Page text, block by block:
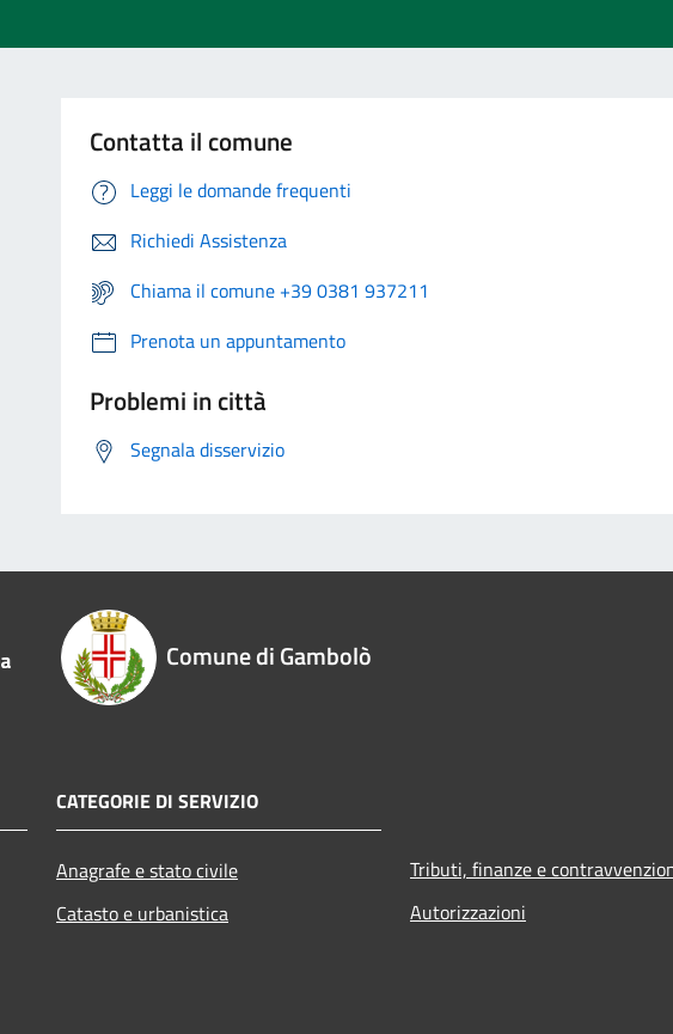
Contatta il comune
Leggi le domande frequenti
Richiedi Assistenza
Chiama il comune +39 0381 937211
Prenota un appuntamento
Problemi in città
Segnala disservizio
Comune di Gambolò
CATEGORIE DI SERVIZIO
Anagrafe e stato civile
Catasto e urbanistica
Tributi, finanze e
Autorizzazioni